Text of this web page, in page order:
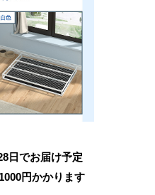
日でお届け予定
1000円かかります